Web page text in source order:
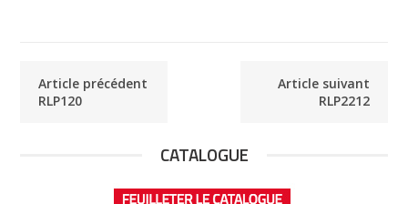
Article précédent
RLP120
Article suivant
RLP2212
CATALOGUE